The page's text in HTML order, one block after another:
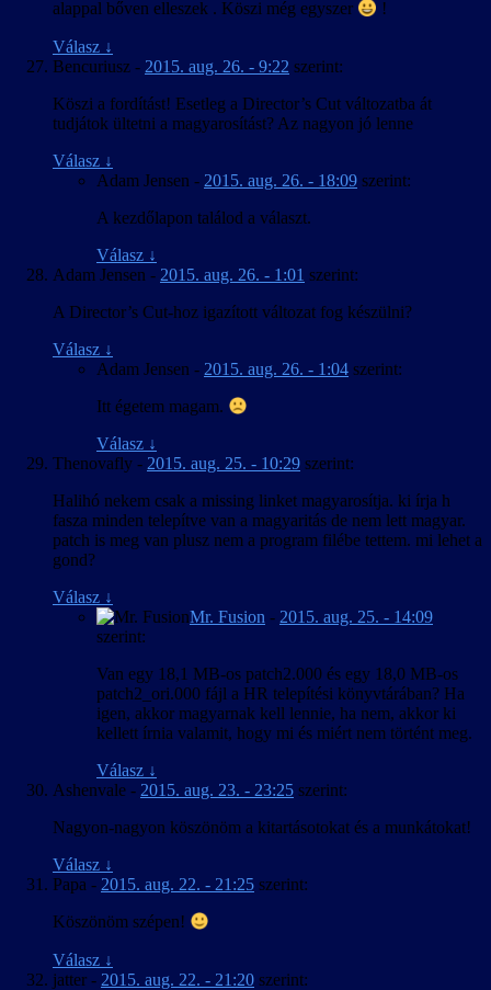
alappal bőven elleszek . Köszi még egyszer
!
Válasz ↓
Bencuriusz - 2015. aug. 26. - 9:22 szerint:
Köszi a fordítást! Esetleg a Director’s Cut változatba át
tudjátok ültetni a magyarosítást? Az nagyon jó lenne
Válasz ↓
Adam Jensen - 2015. aug. 26. - 18:09 szerint:
A kezdőlapon találod a választ.
Válasz ↓
Adam Jensen - 2015. aug. 26. - 1:01 szerint:
A Director’s Cut-hoz igazított változat fog készülni?
Válasz ↓
Adam Jensen - 2015. aug. 26. - 1:04 szerint:
Itt égetem magam.
Válasz ↓
Thenovafly - 2015. aug. 25. - 10:29 szerint:
Halihó nekem csak a missing linket magyarosítja. ki írja h
fasza minden telepítve van a magyaritás de nem lett magyar.
patch is meg van plusz nem a program filébe tettem. mi lehet a
gond?
Válasz ↓
Mr. Fusion - 2015. aug. 25. - 14:09
szerint:
Van egy 18,1 MB-os patch2.000 és egy 18,0 MB-os
patch2_ori.000 fájl a HR telepítési könyvtárában? Ha
igen, akkor magyarnak kell lennie, ha nem, akkor ki
kellett írnia valamit, hogy mi és miért nem történt meg.
Válasz ↓
Ashenvale - 2015. aug. 23. - 23:25 szerint:
Nagyon-nagyon köszönöm a kitartásotokat és a munkátokat!
Válasz ↓
Papa - 2015. aug. 22. - 21:25 szerint:
Köszönöm szépen!
Válasz ↓
jatter - 2015. aug. 22. - 21:20 szerint: